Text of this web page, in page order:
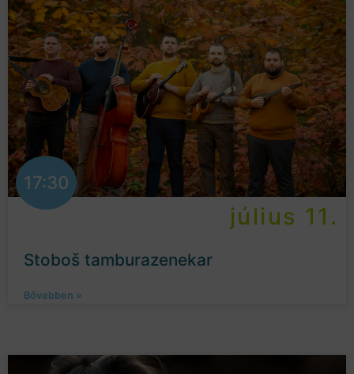
17:30
július 11.
Stoboš tamburazenekar
Bővebben »